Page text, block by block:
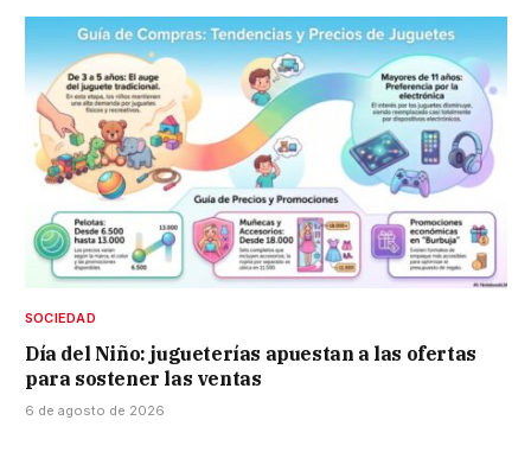
SOCIEDAD
Día del Niño: jugueterías apuestan a las ofertas
para sostener las ventas
6 de agosto de 2026